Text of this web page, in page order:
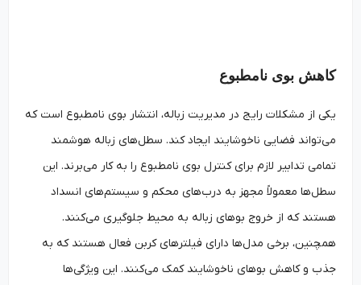
کاهش بوی نامطبوع
یکی از مشکلات رایج در مدیریت زباله، انتشار بوی نامطبوع است که
می‌تواند فضایی ناخوشایند ایجاد کند. سطل‌های زباله هوشمند
تمامی تدابیر لازم برای کنترل بوی نامطبوع را به کار می‌برند. این
سطل‌ها معمولاً مجهز به درب‌های محکم و سیستم‌های انسداد
هستند که از خروج بوهای زباله به محیط جلوگیری می‌کنند.
همچنین، برخی مدل‌ها دارای فیلترهای کربن فعال هستند که به
جذب و کاهش بوهای ناخوشایند کمک می‌کنند. این ویژگی‌ها